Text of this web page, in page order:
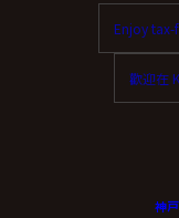
Enjoy tax-
歡迎在
神